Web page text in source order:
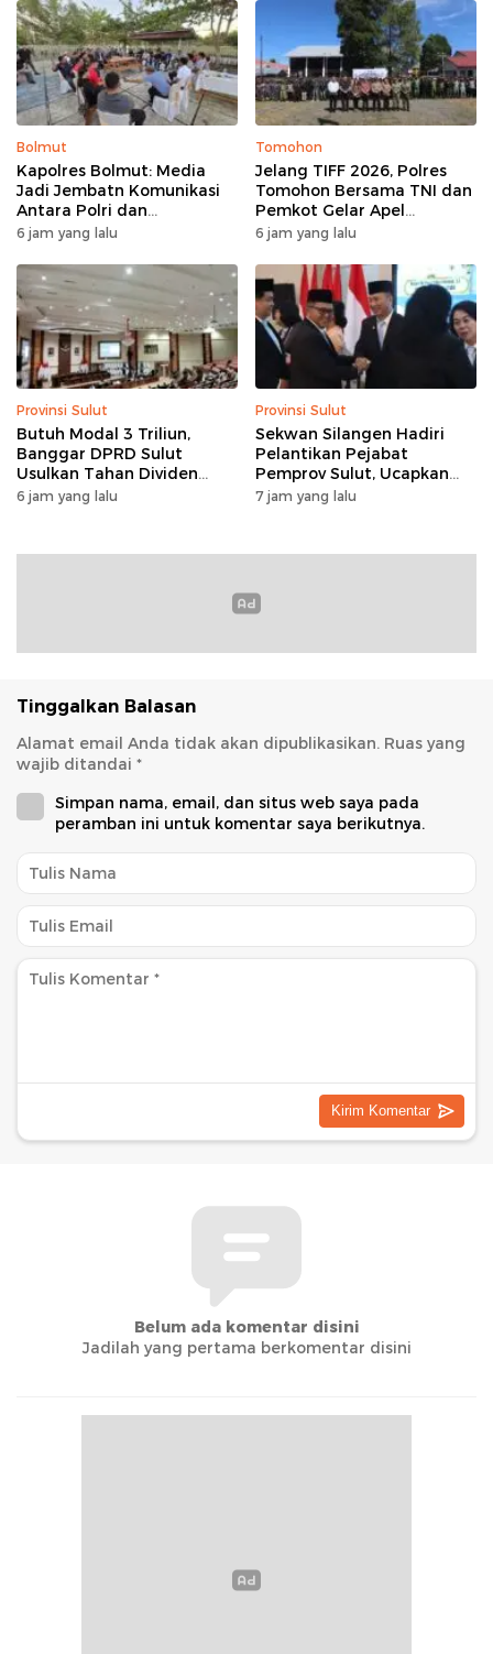
Bolmut
Kapolres Bolmut: Media
Jadi Jembatn Komunikasi
Antara Polri dan
Masyarakat
6 jam yang lalu
Tomohon
Jelang TIFF 2026, Polres
Tomohon Bersama TNI dan
Pemkot Gelar Apel
Kesiapan Pengamanan
6 jam yang lalu
Provinsi Sulut
Butuh Modal 3 Triliun,
Banggar DPRD Sulut
Usulkan Tahan Dividen
Rp79 Miliar untuk Perkuat
6 jam yang lalu
Provinsi Sulut
Sekwan Silangen Hadiri
Pelantikan Pejabat
Pemprov Sulut, Ucapkan
Selamat kepada Jahja
7 jam yang lalu
Tinggalkan Balasan
Alamat email Anda tidak akan dipublikasikan. Ruas yang
wajib ditandai *
Simpan nama, email, dan situs web saya pada
peramban ini untuk komentar saya berikutnya.
Belum ada komentar disini
Jadilah yang pertama berkomentar disini